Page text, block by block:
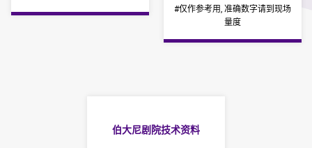
#仅作参考用, 准确数字请到现场
量度
伯大尼剧院技术资料